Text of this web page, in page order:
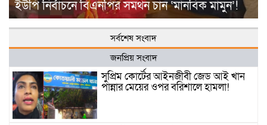
ইউপি নির্বাচনে বিএনপির সমর্থন চান ‘মানবিক মামুন’!
সর্বশেষ সংবাদ
জনপ্রিয় সংবাদ
সুপ্রিম কোর্টের আইনজীবী জেড আই খান
পান্নার মেয়ের ওপর বরিশালে হামলা!